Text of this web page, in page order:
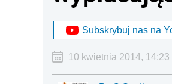
Subskrybuj nas na
10 kwietnia 2014, 14:23